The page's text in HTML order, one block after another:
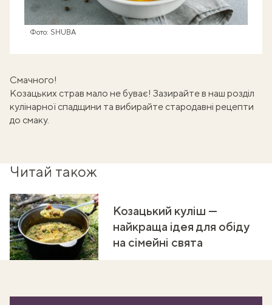
Фото: SHUBA
Смачного!
Козацьких страв мало не буває! Зазирайте в наш розділ
кулінарної спадщини та вибирайте стародавні рецепти
до смаку.
Читай також
Козацький куліш —
найкраща ідея для обіду
на сімейні свята